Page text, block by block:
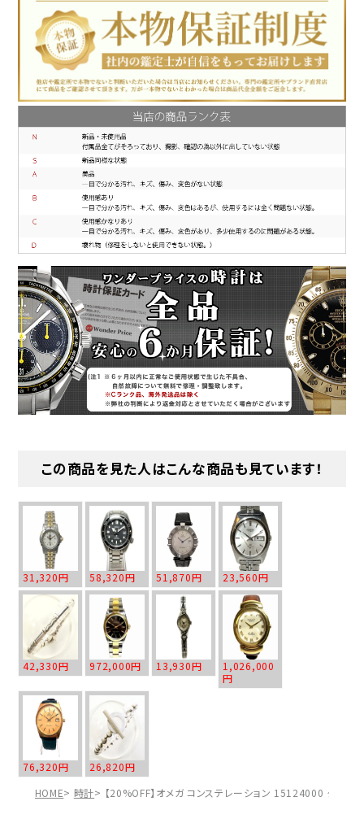
この商品を見た人はこんな商品も見ています！
31,320円 58,320円 51,870円 23,560円
42,330円 972,000円 13,930円
1,026,000
円
76,320円
26,820円
HOME
時計 【20%OFF】オメガ コンステレーション 15124000 クォー